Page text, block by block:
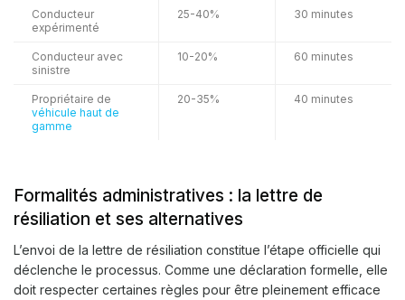
Conducteur
expérimenté
25-40% 30 minutes
Conducteur avec
sinistre
10-20% 60 minutes
Propriétaire de
véhicule haut de
gamme
20-35% 40 minutes
Formalités administratives : la lettre de
résiliation et ses alternatives
L’envoi de la lettre de résiliation constitue l’étape officielle qui
déclenche le processus. Comme une déclaration formelle, elle
doit respecter certaines règles pour être pleinement efficace